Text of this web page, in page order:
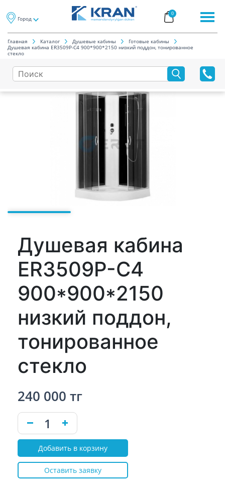
Город
0
Главная Каталог Душевые кабины
Готовые кабины
Душевая кабина ER3509P-C4 900*900*2150 низкий поддон, тонированное
стекло
Душевая кабина
ER3509P-C4
900*900*2150
низкий поддон,
тонированное
стекло
240 000 тг
Добавить в корзину
Оставить заявку